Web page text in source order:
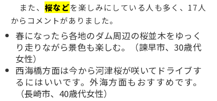
また、桜などを楽しみにしている人も多く、17人
からコメントがありました。
春になったら各地のダム周辺の桜並木をゆっく
り走りながら景色も楽しむ。（諫早市、30歳代
女性）
西海橋方面は今から河津桜が咲いてドライブす
るにはいいです。外海方面もおすすめです。
（長崎市、40歳代女性）